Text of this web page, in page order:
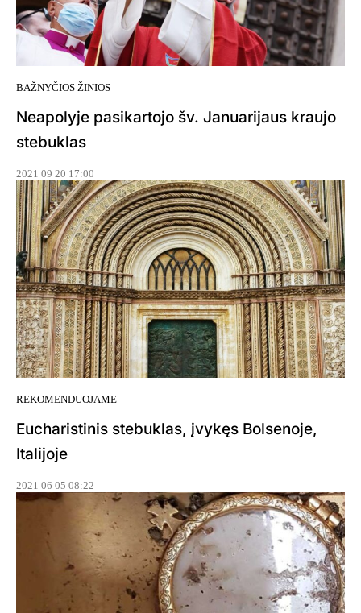
BAŽNYČIOS ŽINIOS
Neapolyje pasikartojo šv. Januarijaus kraujo
stebuklas
2021 09 20 17:00
REKOMENDUOJAME
Eucharistinis stebuklas, įvykęs Bolsenoje,
Italijoje
2021 06 05 08:22